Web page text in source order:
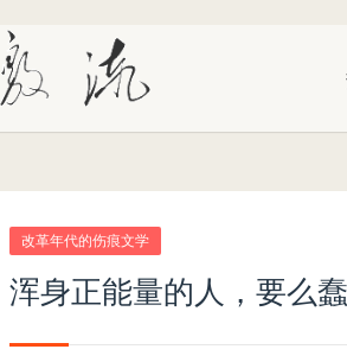
改革年代的伤痕文学
浑身正能量的人，要么